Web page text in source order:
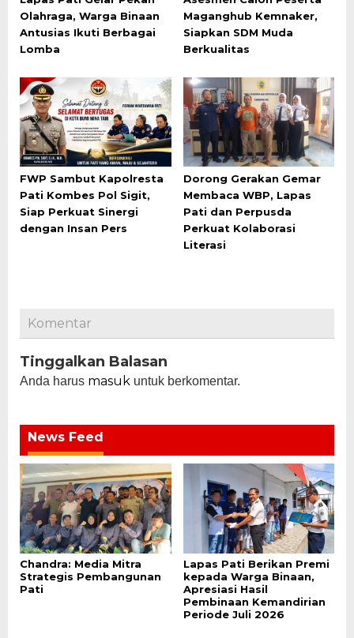
Olahraga, Warga Binaan
Antusias Ikuti Berbagai
Lomba
Maganghub Kemnaker,
Siapkan SDM Muda
Berkualitas
FWP Sambut Kapolresta
Pati Kombes Pol Sigit,
Siap Perkuat Sinergi
dengan Insan Pers
Dorong Gerakan Gemar
Membaca WBP, Lapas
Pati dan Perpusda
Perkuat Kolaborasi
Literasi
Komentar
Tinggalkan Balasan
Anda harus masuk untuk berkomentar.
News Feed
Chandra: Media Mitra
Strategis Pembangunan
Pati
Lapas Pati Berikan Premi
kepada Warga Binaan,
Apresiasi Hasil
Pembinaan Kemandirian
Periode Juli 2026